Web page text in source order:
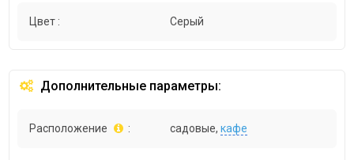
Цвет : Серый
Дополнительные параметры:
Расположение : садовые,кафе